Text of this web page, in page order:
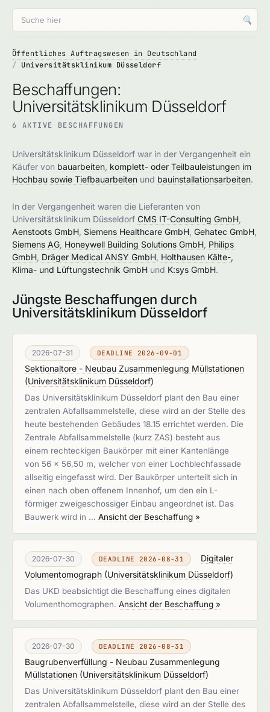
🔍
Öffentliches Auftragswesen in Deutschland
Universitätsklinikum Düsseldorf
Beschaffungen:
Universitätsklinikum Düsseldorf
6 AKTIVE BESCHAFFUNGEN
Universitätsklinikum Düsseldorf war in der Vergangenheit ein
Käufer von bauarbeiten komplett- oder Teilbauleistungen im
Hochbau sowie Tiefbauarbeiten und bauinstallationsarbeiten.
In der Vergangenheit waren die Lieferanten von
Universitätsklinikum Düsseldorf CMS IT-Consulting GmbH
Aenstoots GmbH Siemens Healthcare GmbH Gehatec GmbH
Siemens AG Honeywell Building Solutions GmbH Philips
GmbH Dräger Medical ANSY GmbH Holthausen Kälte-,
Klima- und Lüftungstechnik GmbH und K:sys GmbH.
Jüngste Beschaffungen durch
Universitätsklinikum Düsseldorf
2026-07-31 DEADLINE 2026-09-01
Sektionaltore - Neubau Zusammenlegung Müllstationen
(Universitätsklinikum Düsseldorf)
Das Universitätsklinikum Düsseldorf plant den Bau einer
zentralen Abfallsammelstelle, diese wird an der Stelle des
heute bestehenden Gebäudes 18.15 errichtet werden. Die
Zentrale Abfallsammelstelle (kurz ZAS) besteht aus
einem rechteckigen Baukörper mit einer Kantenlänge
von 56 x 56,50 m, welcher von einer Lochblechfassade
allseitig eingefasst wird. Der Baukörper unterteilt sich in
einen nach oben offenem Innenhof, um den ein L-
förmiger zweigeschossiger Einbau angeordnet ist. Das
Bauwerk wird in … Ansicht der Beschaffung »
2026-07-30 DEADLINE 2026-08-31
Digitaler
Volumentomograph (Universitätsklinikum Düsseldorf)
Das UKD beabsichtigt die Beschaffung eines digitalen
Volumenthomographen. Ansicht der Beschaffung »
2026-07-30 DEADLINE 2026-08-31
Baugrubenverfüllung - Neubau Zusammenlegung
Müllstationen (Universitätsklinikum Düsseldorf)
Das Universitätsklinikum Düsseldorf plant den Bau einer
zentralen Abfallsammelstelle, diese wird an der Stelle des